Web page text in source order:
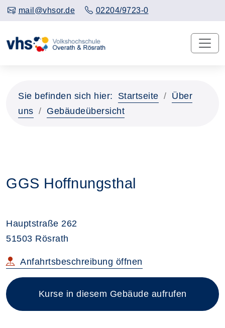
mail@vhsor.de 02204/9723-0
Sie befinden sich hier: Startseite
Über
uns
Gebäudeübersicht
GGS Hoffnungsthal
Hauptstraße 262
51503 Rösrath
Anfahrtsbeschreibung im neuen Browsertab
öffnen
Kurse in diesem Gebäude aufrufen